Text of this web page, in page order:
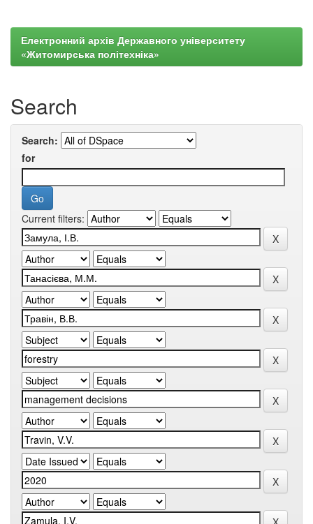
Електронний архів Державного університету
«Житомирська політехніка»
Search
Search:
for
Current filters: